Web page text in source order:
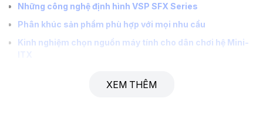
Những công nghệ định hình VSP SFX Series
Phân khúc sản phẩm phù hợp với mọi nhu cầu
Kinh nghiệm chọn nguồn máy tính cho dân chơi hệ Mini-
Giải đáp thắc mắc (FAQ)
XEM THÊM